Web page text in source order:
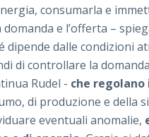
consumarla e
e l’offerta –
dalle condizioni
di controllare la
Rudel - che
di produzione e della
eventuali anomalie,